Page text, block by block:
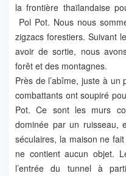
la frontière thaïlandaise
Pol Pot. Nous nous
zigzacs forestiers. Suivant
avoir de sortie, nous
forêt et des montagnes.
Près de l’abîme, juste à
combattants ont soupiré
Pot. Ce sont les murs
dominée par un ruisseau,
séculaires, la maison ne
ne contient aucun objet.
l’entrée du tunnel à